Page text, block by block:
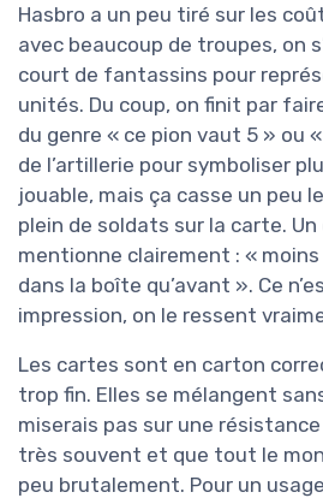
Hasbro a un peu tiré sur les
avec beaucoup de troupes, on
court de fantassins pour
unités. Du coup, on finit par
du genre « ce pion vaut 5 » ou
de l’artillerie pour symboliser
jouable, mais ça casse un peu
plein de soldats sur la carte. Un
mentionne clairement : « moins
dans la boîte qu’avant ». Ce
impression, on le ressent
Les cartes sont en carton
trop fin. Elles se mélangent
miserais pas sur une
très souvent et que tout le
peu brutalement. Pour un